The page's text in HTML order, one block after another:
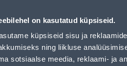
on kasutatud küpsiseid.
küpsiseid sisu ja
ning liikluse
sotsiaalse meedia, reklaami- ja
1M - Bauhof has loaded
бизнес-клиентов